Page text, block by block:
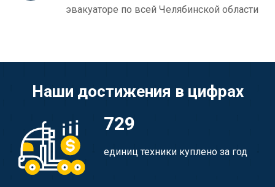
эвакуаторе по всей Челябинской области
Наши достижения в цифрах
729
единиц техники куплено за год